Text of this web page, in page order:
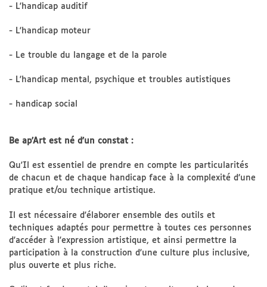
- L'handicap auditif
- L'handicap moteur
- Le trouble du langage et de la parole
- L'handicap mental, psychique et troubles autistiques
- handicap social
Be ap'Art est né d'un constat :
Qu'Il est essentiel de prendre en compte les particularités
de chacun et de chaque handicap face à la complexité d’une
pratique et/ou technique artistique.
Il est nécessaire d'élaborer ensemble des outils et
techniques adaptés pour permettre à toutes ces personnes
d'accéder à l'expression artistique, et ainsi permettre la
participation à la construction d'une culture plus inclusive,
plus ouverte et plus riche.